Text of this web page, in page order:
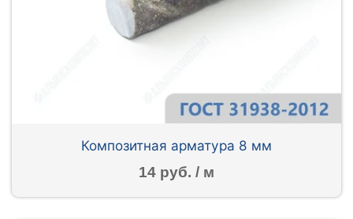
Композитная арматура 8 мм
14 руб. / м